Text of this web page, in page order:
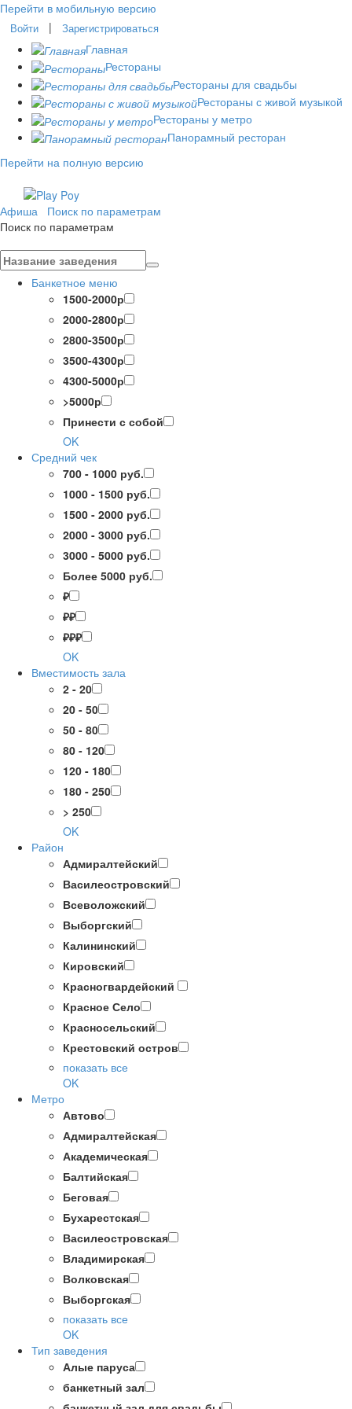
Перейти в мобильную версию
Войти | Зарегистрироваться
Главная
Рестораны
Рестораны для свадьбы
Рестораны с живой музыкой
Рестораны у метро
Панорамный ресторан
Перейти на полную версию
Афиша
Поиск по параметрам
Поиск по параметрам
Банкетное меню
1500-2000р
2000-2800р
2800-3500р
3500-4300р
4300-5000р
>5000р
Принести с собой
OK
Средний чек
700 - 1000 руб.
1000 - 1500 руб.
1500 - 2000 руб.
2000 - 3000 руб.
3000 - 5000 руб.
Более 5000 руб.
₽
₽₽
₽₽₽
OK
Вместимость зала
2 - 20
20 - 50
50 - 80
80 - 120
120 - 180
180 - 250
> 250
OK
Район
Адмиралтейский
Василеостровский
Всеволожский
Выборгский
Калининский
Кировский
Красногвардейский
Красное Село
Красносельский
Крестовский остров
показать все
OK
Метро
Автово
Адмиралтейская
Академическая
Балтийская
Беговая
Бухарестская
Василеостровская
Владимирская
Волковская
Выборгская
показать все
OK
Тип заведения
Алые паруса
банкетный зал